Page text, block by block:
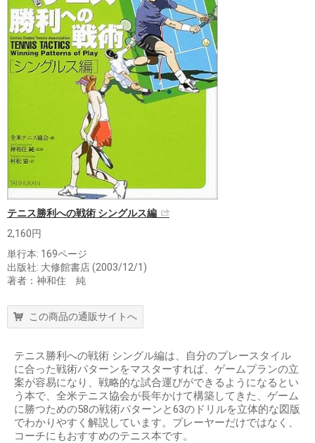
テニス勝利への戦術 シングルス編
2,160円
単行本: 169ページ
出版社: 大修館書店 (2003/12/1)
著者：神和住 純
この商品の通販サイトへ
テニス勝利への戦術 シングル編は、自分のプレースタイル
に合った戦術パターンをマスターすれば、ゲームプランの立
案が容易になり、戦略的な試合運びができるようになるとい
う本で、全米テニス協会が長年かけて構築してきた、ゲーム
に勝つための58の戦術パターンと63のドリルを立体的な図版
でわかりやすく解説しています。プレーヤーだけではなく、
コーチにもおすすめのテニス本です。